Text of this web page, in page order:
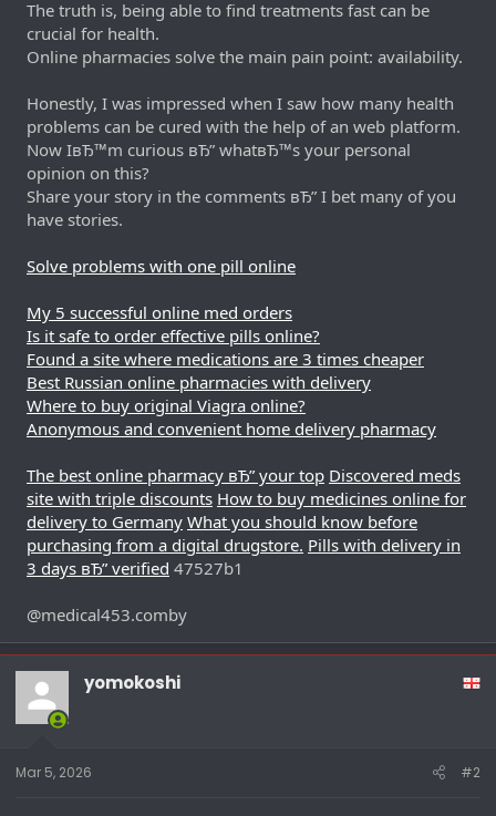
The truth is, being able to find treatments fast can be
crucial for health.
Online pharmacies solve the main pain point: availability.
Honestly, I was impressed when I saw how many health
problems can be cured with the help of an web platform.
Now IвЂ™m curious вЂ” whatвЂ™s your personal
opinion on this?
Share your story in the comments вЂ” I bet many of you
have stories.
Solve problems with one pill online
My 5 successful online med orders
Is it safe to order effective pills online?
Found a site where medications are 3 times cheaper
Best Russian online pharmacies with delivery
Where to buy original Viagra online?
Anonymous and convenient home delivery pharmacy
The best online pharmacy вЂ” your top Discovered meds
site with triple discounts How to buy medicines online for
delivery to Germany What you should know before
purchasing from a digital drugstore. Pills with delivery in
3 days вЂ” verified 47527b1
@medical453.comby
yomokoshi
Mar 5, 2026 #2